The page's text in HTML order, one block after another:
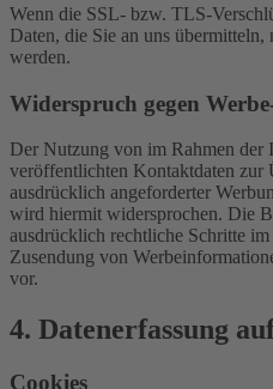
Wenn die SSL- bzw. TLS-
Daten, die Sie an uns
werden.
Widerspruch gegen
Der Nutzung von im Rahmen der
veröffentlichten Kontaktdaten zur
ausdrücklich angeforderter
wird hiermit widersprochen. Die
ausdrücklich rechtliche Schritte
Zusendung von
vor.
4. Datenerfassung
Cookies